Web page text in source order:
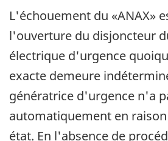
L'échouement du «ANAX»
l'ouverture du disjoncteur
électrique d'urgence
exacte demeure
génératrice d'urgence n'a
automatiquement en
état. En l'absence de